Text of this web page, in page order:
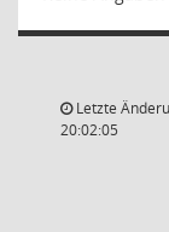
Letzte
20:02:05